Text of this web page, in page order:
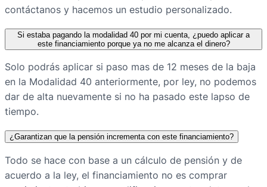
contáctanos y hacemos un estudio personalizado.
Si estaba pagando la modalidad 40 por mi cuenta, ¿puedo aplicar a
este financiamiento porque ya no me alcanza el dinero?
Solo podrás aplicar si paso mas de 12 meses de la baja
en la Modalidad 40 anteriormente, por ley, no podemos
dar de alta nuevamente si no ha pasado este lapso de
tiempo.
¿Garantizan que la pensión incrementa con este financiamiento?
Todo se hace con base a un cálculo de pensión y de
acuerdo a la ley, el financiamiento no es comprar